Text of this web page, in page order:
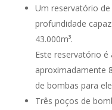
Um reservatório
profundidade
43.000m³.
Este reservatório
aproximadamente
de bombas para
Três poços de